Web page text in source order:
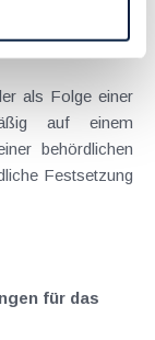
als Folge einer
auf einem
für das